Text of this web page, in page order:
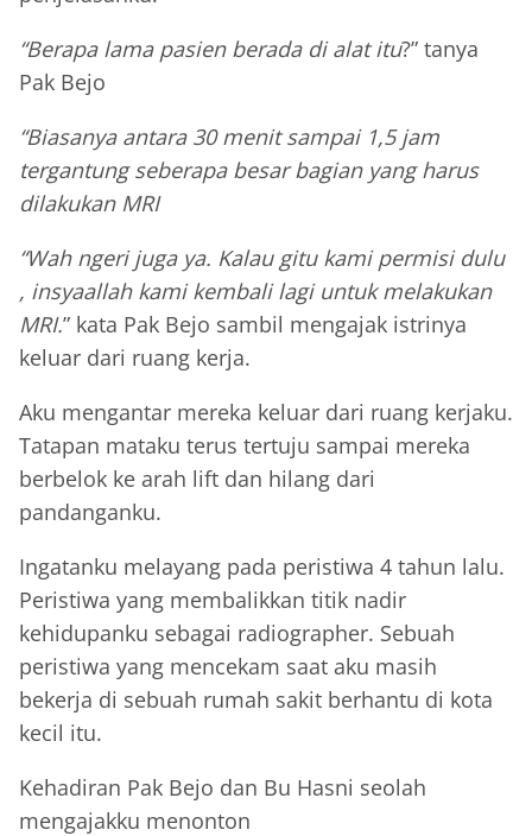
“Berapa lama pasien berada di alat itu?” tanya
Pak Bejo
“Biasanya antara 30 menit sampai 1,5 jam
tergantung seberapa besar bagian yang harus
dilakukan MRI
“Wah ngeri juga ya. Kalau gitu kami permisi dulu
, insyaallah kami kembali lagi untuk melakukan
MRI.” kata Pak Bejo sambil mengajak istrinya
keluar dari ruang kerja.
Aku mengantar mereka keluar dari ruang kerjaku.
Tatapan mataku terus tertuju sampai mereka
berbelok ke arah lift dan hilang dari
pandanganku.
Ingatanku melayang pada peristiwa 4 tahun lalu.
Peristiwa yang membalikkan titik nadir
kehidupanku sebagai radiographer. Sebuah
peristiwa yang mencekam saat aku masih
bekerja di sebuah rumah sakit berhantu di kota
kecil itu.
Kehadiran Pak Bejo dan Bu Hasni seolah
mengajakku menonton